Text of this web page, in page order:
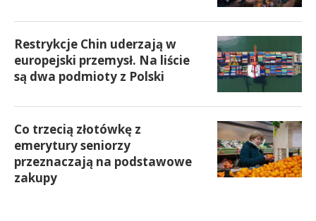
Restrykcje Chin uderzają w
europejski przemysł. Na liście
są dwa podmioty z Polski
Co trzecią złotówkę z
emerytury seniorzy
przeznaczają na podstawowe
zakupy